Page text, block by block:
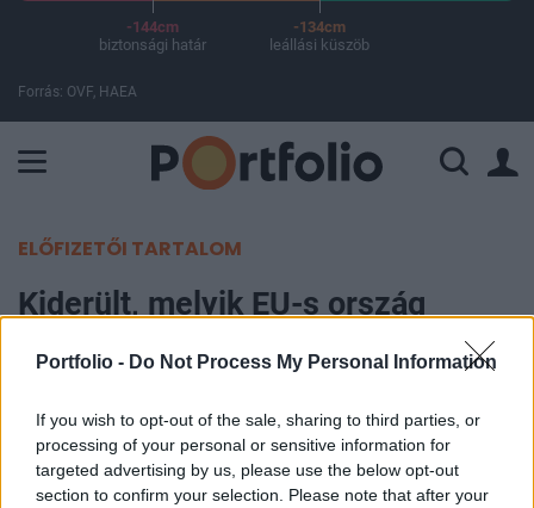
Portfolio - Do Not Process My Personal Information
If you wish to opt-out of the sale, sharing to third parties, or
processing of your personal or sensitive information for
targeted advertising by us, please use the below opt-out
section to confirm your selection. Please note that after your
-144cm
biztonsági határ
-134cm
leállási küszöb
Forrás: OVF, HAEA
ELŐFIZETŐI TARTALOM
Kiderült, melyik EU-s ország
népességcsökkenést tavaly
Portfolio
2024. július 12. 21:25